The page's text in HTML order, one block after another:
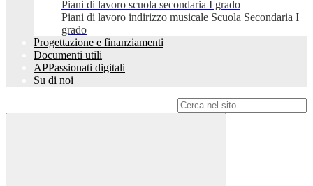
Piani di lavoro scuola secondaria I grado
Piani di lavoro indirizzo musicale Scuola Secondaria I
grado
Progettazione e finanziamenti
Documenti utili
APPassionati digitali
Su di noi